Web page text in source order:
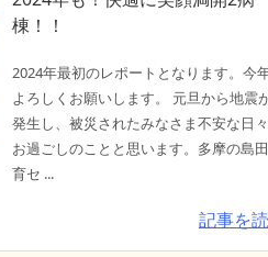
棟！！
2024年最初のレポートとなります。今
よろしくお願いします。 元旦から地震
発生し、被災されたみなさま不安な日
お過ごしのことと思います。多摩の島
育セ ...
記事を